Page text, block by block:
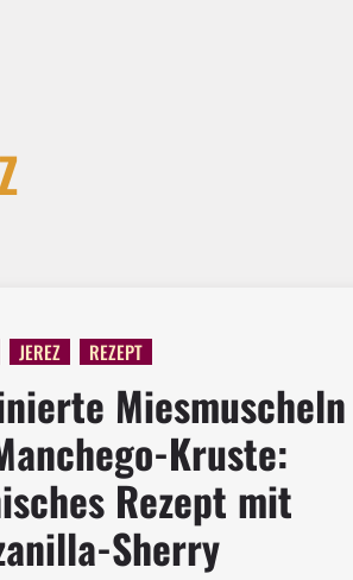
JEREZ REZEPT
Miesmuscheln
Kruste:
Rezept mit
Sherry